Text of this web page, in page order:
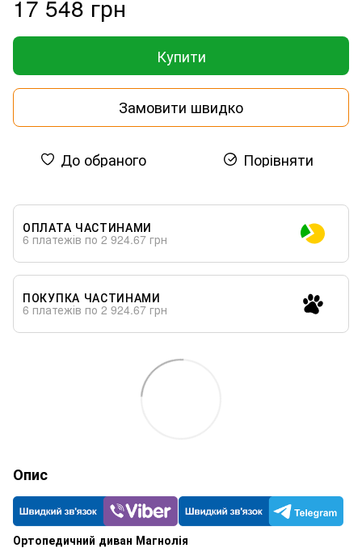
17 548 грн
Купити
Замовити швидко
До обраного Порівняти
ОПЛАТА ЧАСТИНАМИ
6 платежів по 2 924.67 грн
ПОКУПКА ЧАСТИНАМИ
6 платежів по 2 924.67 грн
Опис
Ортопедичний диван Магнолія